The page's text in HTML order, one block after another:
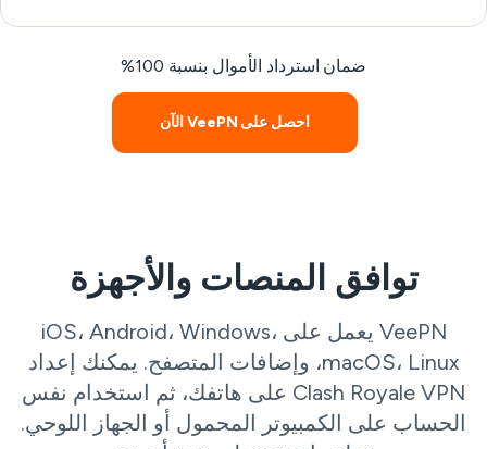
ضمان استرداد الأموال بنسبة 100%
احصل على VeePN الآن
توافق المنصات والأجهزة
VeePN يعمل على iOS، Android، Windows،
macOS، Linux، وإضافات المتصفح. يمكنك إعداد
Clash Royale VPN على هاتفك، ثم استخدام نفس
الحساب على الكمبيوتر المحمول أو الجهاز اللوحي.